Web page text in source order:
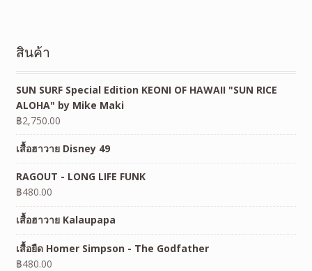
สินค้า
SUN SURF Special Edition KEONI OF HAWAII "SUN RICE
ALOHA" by Mike Maki
฿2,750.00
เสื้อฮาวาย Disney 49
RAGOUT - LONG LIFE FUNK
฿480.00
เสื้อฮาวาย Kalaupapa
เสื้อยืด Homer Simpson - The Godfather
฿480.00